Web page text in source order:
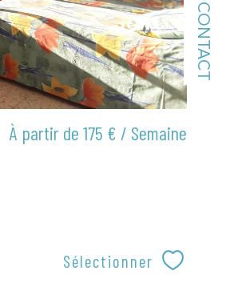
CONTACT
À partir de 175 € / Semaine
Sélectionner